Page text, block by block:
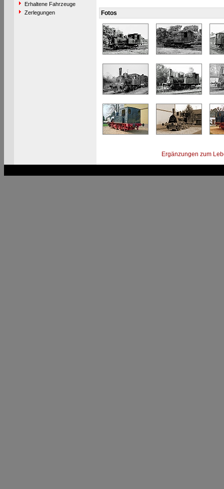
Erhaltene Fahrzeuge
Zerlegungen
Fotos
Ergänzungen zum